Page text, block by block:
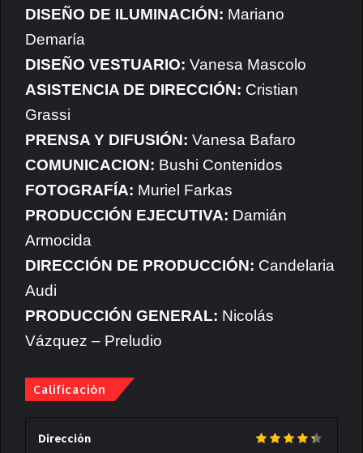
DISEÑO DE ILUMINACIÓN: Mariano
Demaría
DISEÑO VESTUARIO: Vanesa Mascolo
ASISTENCIA DE DIRECCIÓN: Cristian
Grassi
PRENSA Y DIFUSIÓN: Vanesa Bafaro
COMUNICACION: Bushi Contenidos
FOTOGRAFÍA: Muriel Farkas
PRODUCCIÓN EJECUTIVA: Damián
Armocida
DIRECCIÓN DE PRODUCCIÓN: Candelaria
Audi
PRODUCCIÓN GENERAL: Nicolás
Vázquez – Preludio
Calificación
Dirección